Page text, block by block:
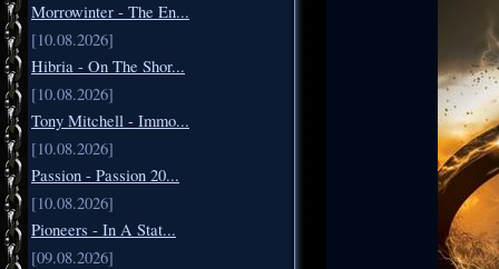
Morrowinter - The En...
[10.08.2026]
Hibria - On The Shor...
[10.08.2026]
Tony Mitchell - Immo...
[10.08.2026]
Passion - Passion 20...
[10.08.2026]
Pioneers - In A Stat...
[09.08.2026]